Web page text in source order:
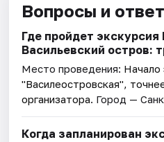
Вопросы и
Где пройдет
Васильевский остров:
Место проведения: Начало
"Василеостровская",
организатора. Город —
Когда запланирован